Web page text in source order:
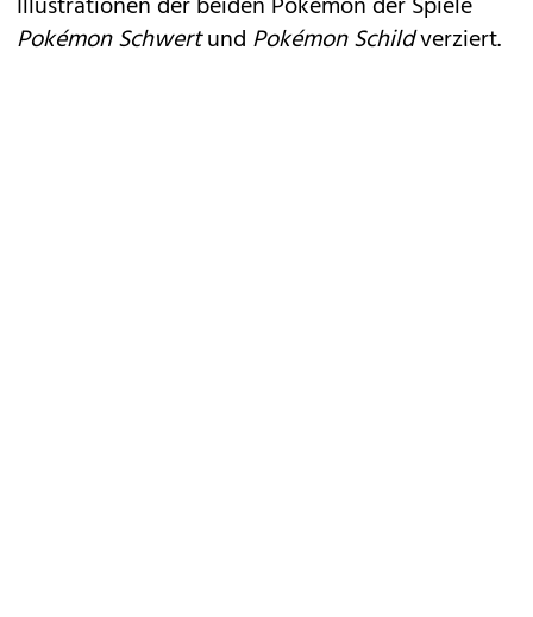
Pokémon Schwertund Pokémon Schildverziert.